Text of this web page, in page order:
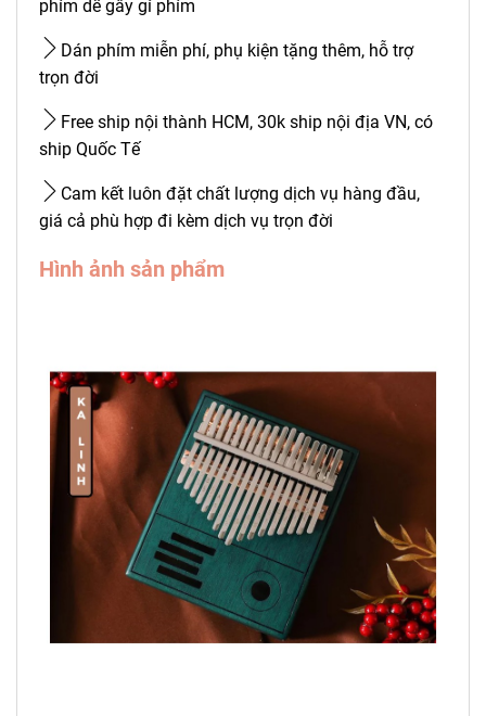
phím dễ gây gỉ phím
Dán phím miễn phí, phụ kiện tặng thêm, hỗ trợ
trọn đời
Free ship nội thành HCM, 30k ship nội địa VN, có
ship Quốc Tế
Cam kết luôn đặt chất lượng dịch vụ hàng đầu,
giá cả phù hợp đi kèm dịch vụ trọn đời
Hình ảnh sản phẩm